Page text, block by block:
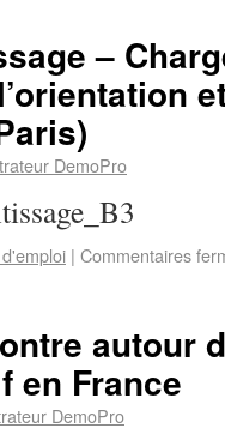
–
DemoPro
| Commentaires
autour
en France
DemoPro